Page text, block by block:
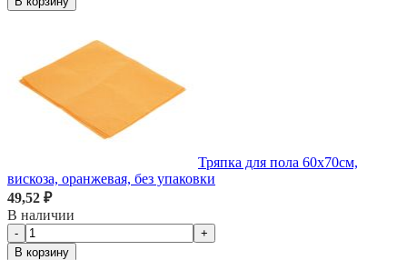
Тряпка для пола 60х70см,
вискоза, оранжевая, без упаковки
49,52 ₽
В наличии
-
+
В корзину